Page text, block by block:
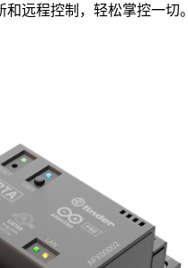
远程控制，轻松掌控一切。